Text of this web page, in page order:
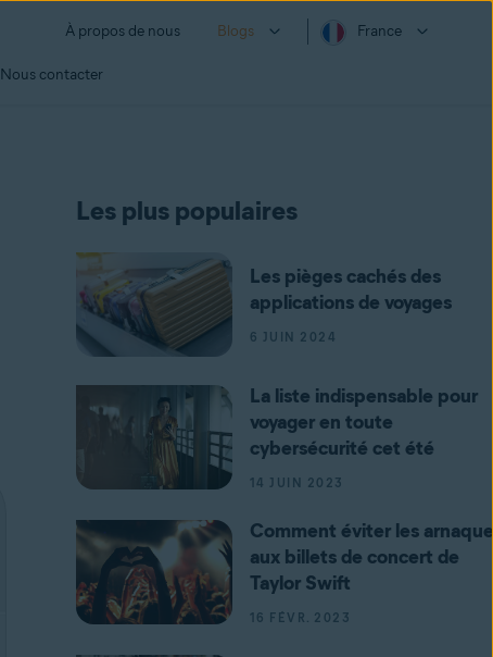
À propos de nous Blogs France
Nous contacter
Les plus populaires
Les pièges cachés des
applications de voyages
6 JUIN 2024
La liste indispensable pour
voyager en toute
cybersécurité cet été
14 JUIN 2023
Comment éviter les
aux billets de concert de
Taylor Swift
16 FÉVR. 2023